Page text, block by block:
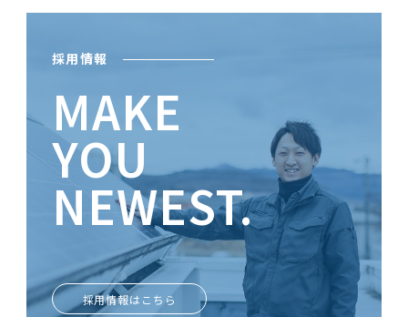
採用情報
MAKE
YOU
NEWEST.
ときめきがあなたを輝かせる
採用情報はこちら